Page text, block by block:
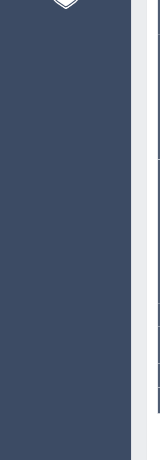
PRIVREDU, BUDŽET I FINANSIJE
IMOVINSKO-PRAVNE I GEODETSKE
SOCIJALNA PITANJA, ZDRAVSTVO,